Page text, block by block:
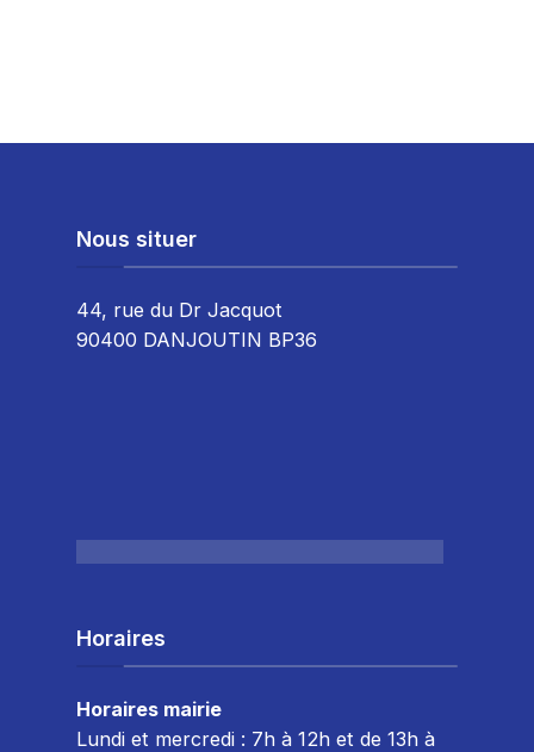
Nous situer
44, rue du Dr Jacquot
90400 DANJOUTIN BP36
Horaires
Horaires mairie
Lundi et mercredi : 7h à 12h et de 13h à